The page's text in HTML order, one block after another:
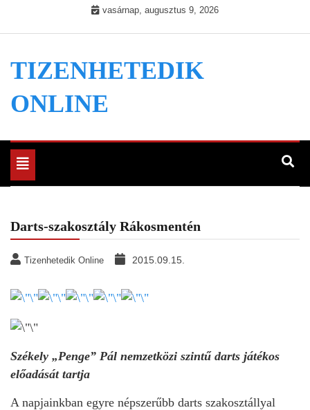
vasárnap, augusztus 9, 2026
TIZENHETEDIK
ONLINE
Toggle
navigation
Darts-szakosztály Rákosmentén
Tizenhetedik Online 2015.09.15.
Székely „Penge” Pál nemzetközi szintű darts játékos
előadását tartja
A napjainkban egyre népszerűbb darts szakosztállyal